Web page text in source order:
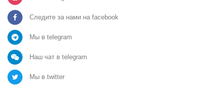
Следите за нами на facebook
Мы в telegram
Наш чат в telegram
Мы в twitter